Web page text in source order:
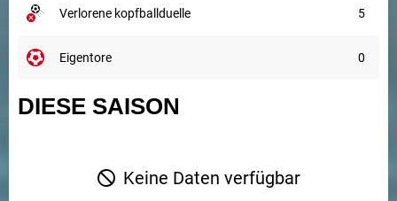
verlorene kopfballduelle 5
eigentore 0
DIESE SAISON
Keine Daten verfügbar